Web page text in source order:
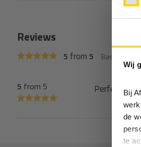
Wij
Bij
de
te
Reviews
5 from 5 Based on 1
5 from 5 Perfect